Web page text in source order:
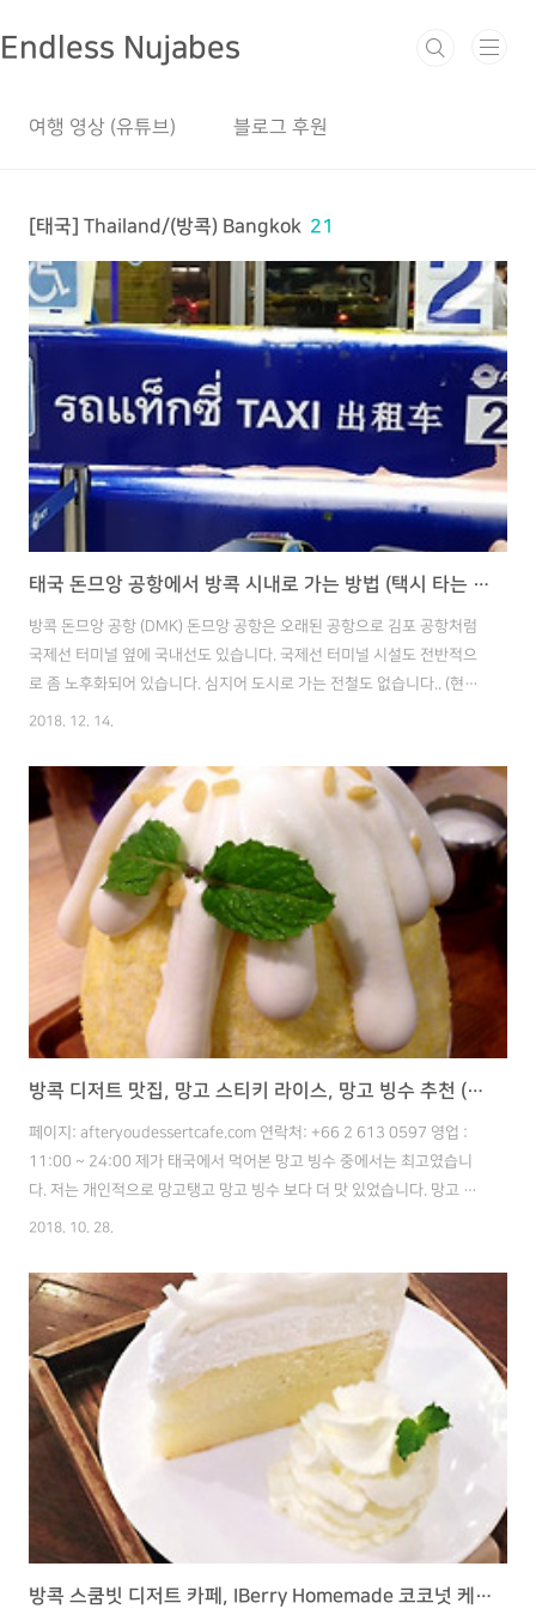
Endless Nujabes
여행 영상 (유튜브) 블로그 후원
[태국] Thailand/(방콕) Bangkok 21
태국 돈므앙 공항에서 방콕 시내로 가는 방법 (택시 타는 방법, 비용, 소요 시간)
방콕 돈므앙 공항 (DMK) 돈므앙 공항은 오래된 공항으로 김포 공항처럼
국제선 터미널 옆에 국내선도 있습니다. 국제선 터미널 시설도 전반적으
로 좀 노후화되어 있습니다. 심지어 도시로 가는 전철도 없습니다.. (현재
공사 중이라고 합니다.) 그러다 보니 저는 항상 택시만 이용해서 시내로
하지 않았습니다. 택시 타는 방법 가격은 공항에서 사판콰이 BTS 기준 약
200바트 정도 합니다. (사파콰이는 시암역에서 5 정거장) 차가 막힐 때
는 안 타봐서 모르겠지만 지금 까지 방콕 시내 빼고는 차가 막힌 적은 없
었습니다. 공항 택시 대기줄 입국 수속을 마치면 게이트로 나와서 택시
표시를 따라가면 됩니다. 표시를 쭉 따라가다 보면 택시를 기다리는..
2018. 12. 14.
방콕 디저트 맛집, 망고 스티키 라이스, 망고 빙수 추천 (애프터 유 디저트 카페)
페이지: afteryoudessertcafe.com 연락처: +66 2 613 0597 영업 :
11:00 ~ 24:00 제가 태국에서 먹어본 망고 빙수 중에서는 최고였습니
다. 저는 개인적으로 망고탱고 망고 빙수 보다 더 맛 있었습니다. 망고 본
연의 맛을 살린 빙수는 아니지만, 쌀과 망고, 스윗 치즈의 조합이 아주 신
다. 지점은 다른 지역에도 많이 있으니, 홈페이지에서 확인하고 가셔도
됩니다. 구글맵에서 위치 확인하기! (클릭) 카페에 망고 빙수만 팔지는 않
으므로 망고를 싫어하시는 분들은 다른걸 드실수 있습니다. 이날 운좋게
매장에 사람이 별로 없어 바로 빙수를 먹을 수 있었습니다. 비쥬얼 사진
처럼 멋졌습니다ㅎㅎ 먹음직스러운 만큼 맛도..
2018. 10. 28.
방콕 스쿰빗 디저트 카페, IBerry Homemade 코코넛 케익!